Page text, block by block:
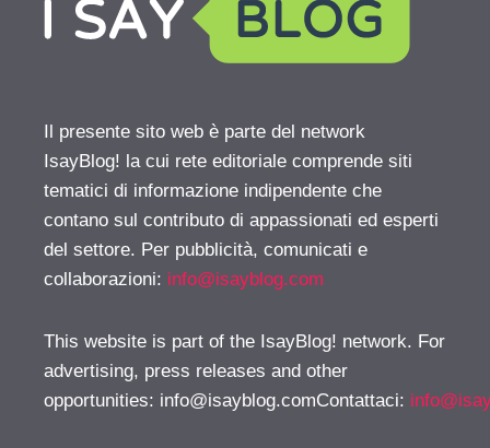
Il presente sito web è parte del network
IsayBlog! la cui rete editoriale comprende siti
tematici di informazione indipendente che
contano sul contributo di appassionati ed esperti
del settore. Per pubblicità, comunicati e
collaborazioni: info@isayblog.com
This website is part of the IsayBlog! network. For
advertising, press releases and other
opportunities: info@isayblog.comContattaci: